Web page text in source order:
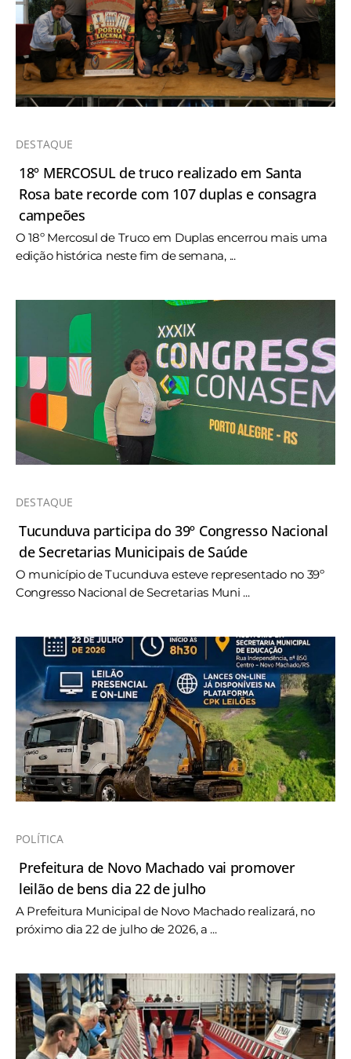
DESTAQUE
18º MERCOSUL de truco realizado em Santa
Rosa bate recorde com 107 duplas e consagra
campeões
O 18º Mercosul de Truco em Duplas encerrou mais uma
edição histórica neste fim de semana, ...
DESTAQUE
Tucunduva participa do 39º Congresso Nacional
de Secretarias Municipais de Saúde
O município de Tucunduva esteve representado no 39º
Congresso Nacional de Secretarias Muni ...
POLÍTICA
Prefeitura de Novo Machado vai promover
leilão de bens dia 22 de julho
A Prefeitura Municipal de Novo Machado realizará, no
próximo dia 22 de julho de 2026, a ...